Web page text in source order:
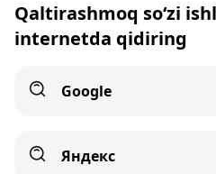
Qaltirashmoq so‘zi
internetda qidiring
Google
Яндекс